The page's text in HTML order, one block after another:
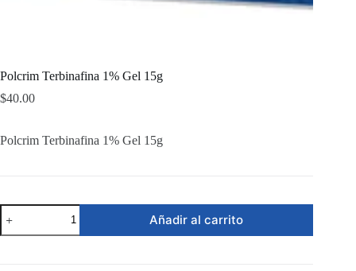
Polcrim Terbinafina 1% Gel 15g
$40.00
Polcrim Terbinafina 1% Gel 15g
Polcrim
Terbinafina
1%
Añadir al carrito